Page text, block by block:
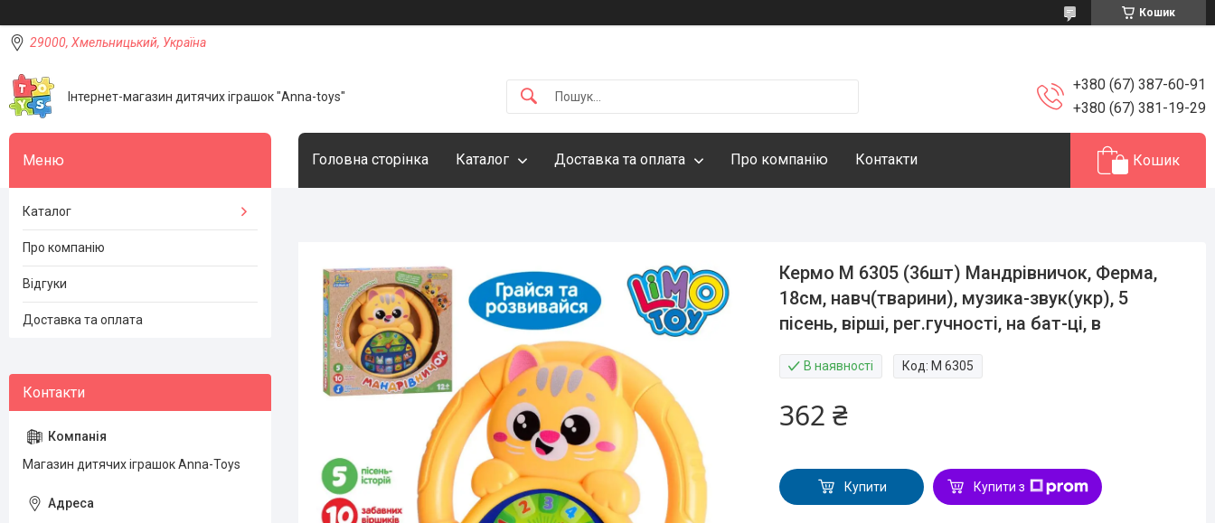
Кошик
29000, Хмельницький, Україна
Інтернет-магазин дитячих іграшок "Anna-toys"
+380 (67) 387-60-91
+380 (67) 381-19-29
Головна сторінка Каталог Доставка та оплата Про компанію Контакти Кошик
Кермо M 6305 (36шт) Мандрівничок, Ферма,
18см, навч(тварини), музика-звук(укр), 5
пісень, вірші, рег.гучності, на бат-ці, в
В наявності Код: M 6305
362 ₴
Купити Купити з
Каталог
Про компанію
Відгуки
Доставка та оплата
Магазин дитячих іграшок Anna-Toys